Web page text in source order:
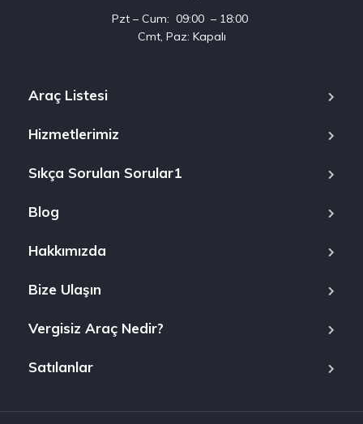
Pzt – Cum: 09:00 – 18:00
Cmt, Paz: Kapalı
Araç Listesi
Hizmetlerimiz
Sıkça Sorulan Sorular1
Blog
Hakkımızda
Bize Ulaşın
Vergisiz Araç Nedir?
Satılanlar